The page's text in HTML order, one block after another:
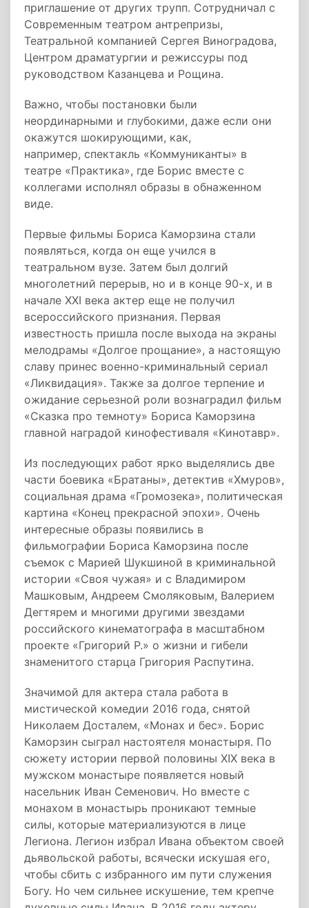
приглашение от других трупп. Сотрудничал с
Современным театром антрепризы,
Театральной компанией Сергея Виноградова,
Центром драматургии и режиссуры под
руководством Казанцева и Рощина.
Важно, чтобы постановки были
неординарными и глубокими, даже если они
окажутся шокирующими, как,
например, спектакль «Коммуниканты» в
театре «Практика», где Борис вместе с
коллегами исполнял образы в обнаженном
виде.
Первые фильмы Бориса Каморзина стали
появляться, когда он еще учился в
театральном вузе. Затем был долгий
многолетний перерыв, но и в конце 90-х, и в
начале XXI века актер еще не получил
всероссийского признания. Первая
известность пришла после выхода на экраны
мелодрамы «Долгое прощание», а настоящую
славу принес военно-криминальный сериал
«Ликвидация». Также за долгое терпение и
ожидание серьезной роли вознаградил фильм
«Сказка про темноту» Бориса Каморзина
главной наградой кинофестиваля «Кинотавр».
Из последующих работ ярко выделялись две
части боевика «Братаны», детектив «Хмуров»,
социальная драма «Громозека», политическая
картина «Конец прекрасной эпохи». Очень
интересные образы появились в
фильмографии Бориса Каморзина после
съемок с Марией Шукшиной в криминальной
истории «Своя чужая» и с Владимиром
Машковым, Андреем Смоляковым, Валерием
Дегтярем и многими другими звездами
российского кинематографа в масштабном
проекте «Григорий Р.» о жизни и гибели
знаменитого старца Григория Распутина.
Значимой для актера стала работа в
мистической комедии 2016 года, снятой
Николаем Досталем, «Монах и бес». Борис
Каморзин сыграл настоятеля монастыря. По
сюжету истории первой половины XIX века в
мужском монастыре появляется новый
насельник Иван Семенович. Но вместе с
монахом в монастырь проникают темные
силы, которые материализуются в лице
Легиона. Легион избрал Ивана объектом своей
дьявольской работы, всячески искушая его,
чтобы сбить с избранного им пути служения
Богу. Но чем сильнее искушение, тем крепче